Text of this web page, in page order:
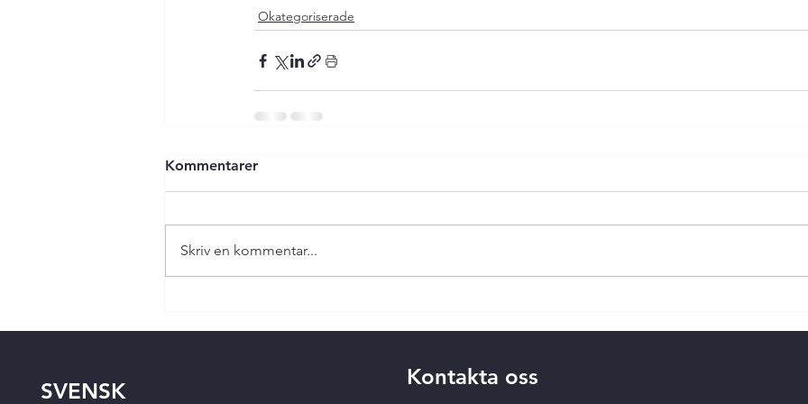
Okategoriserade
Kommentarer
Skriv en kommentar...
SVENSK
Kontakta oss